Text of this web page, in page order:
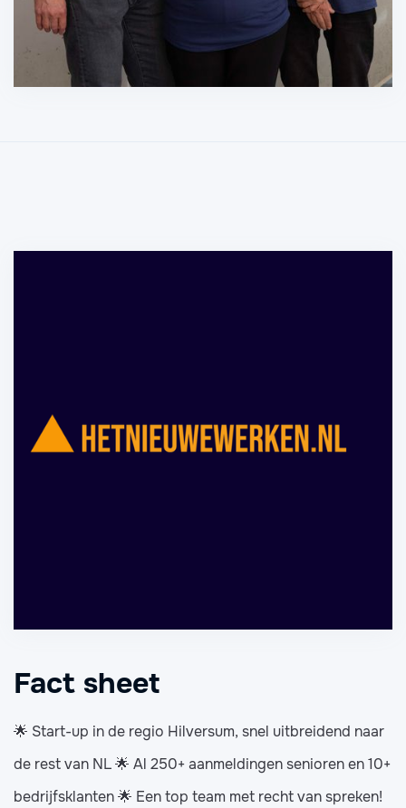
Fact sheet
🌟 Start-up in de regio Hilversum, snel uitbreidend naar
de rest van NL 🌟 Al 250+ aanmeldingen senioren en 10+
bedrijfsklanten 🌟 Een top team met recht van spreken!